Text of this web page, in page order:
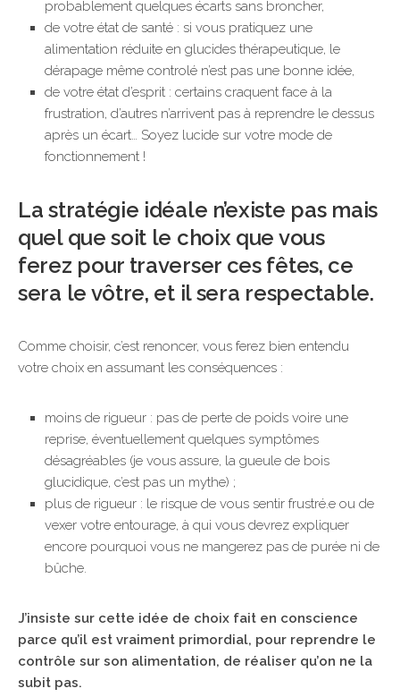
probablement quelques écarts sans broncher,
de votre état de santé : si vous pratiquez une
alimentation réduite en glucides thérapeutique, le
dérapage même controlé n’est pas une bonne idée,
de votre état d’esprit : certains craquent face à la
frustration, d’autres n’arrivent pas à reprendre le dessus
après un écart… Soyez lucide sur votre mode de
fonctionnement !
La stratégie idéale n’existe pas mais
quel que soit le choix que vous
ferez pour traverser ces fêtes, ce
sera le vôtre, et il sera respectable.
Comme choisir, c’est renoncer, vous ferez bien entendu
votre choix en assumant les conséquences :
moins de rigueur : pas de perte de poids voire une
reprise, éventuellement quelques symptômes
désagréables (je vous assure, la gueule de bois
glucidique, c’est pas un mythe) ;
plus de rigueur : le risque de vous sentir frustré.e ou de
vexer votre entourage, à qui vous devrez expliquer
encore pourquoi vous ne mangerez pas de purée ni de
bûche.
J’insiste sur cette idée de choix fait en conscience
parce qu’il est vraiment primordial, pour reprendre le
contrôle sur son alimentation, de réaliser qu’on ne la
subit pas.